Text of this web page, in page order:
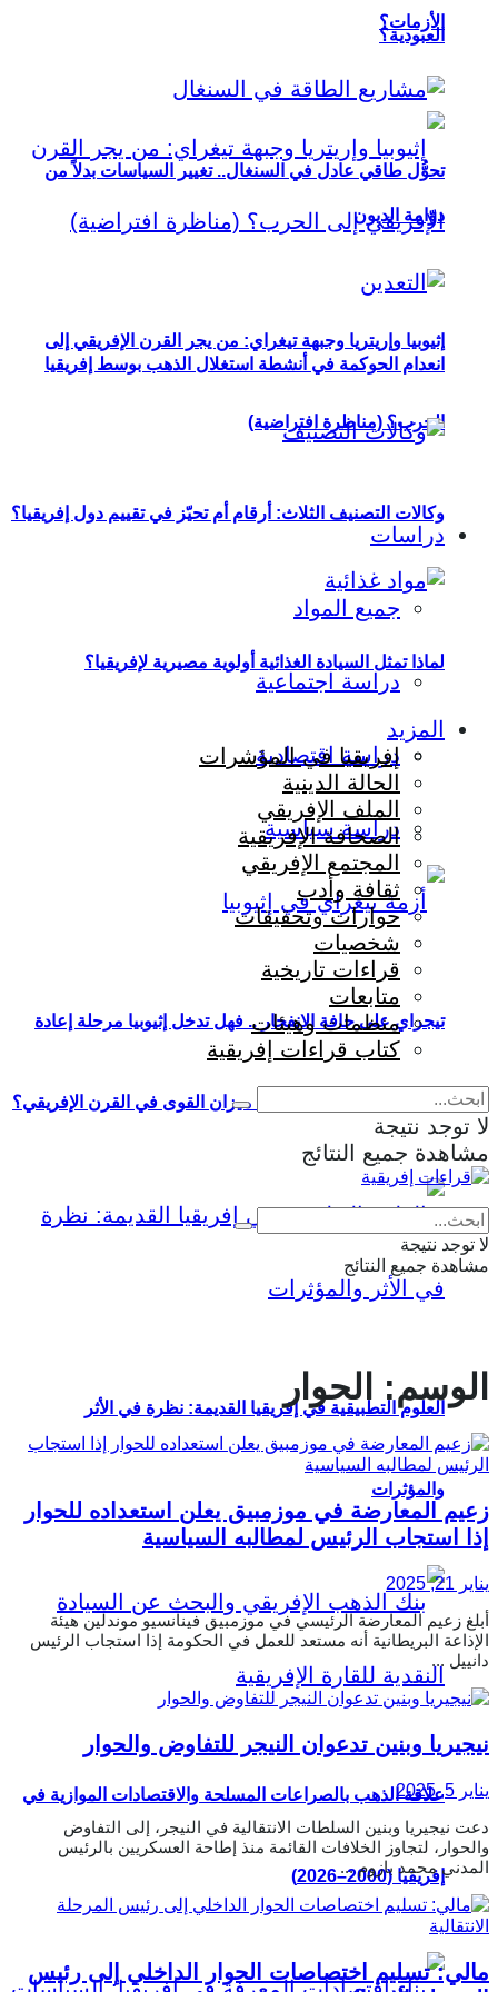
العبودية؟
إثيوبيا وإريتريا وجبهة تيغراي: من يجر القرن الإفريقي إلى
الحرب؟ (مناظرة افتراضية)
دراسات
جميع المواد
دراسة اجتماعية
دراسة اقتصادية
دراسة سياسية
تيجراي على حافة الانفجار .. فهل تدخل إثيوبيا مرحلة إعادة
إنتاج الحرب وإعادة تشكيل ميزان القوى في القرن الإفريقي؟
العلوم التطبيقية في إفريقيا القديمة: نظرة في الأثر
والمؤثرات
علاقة الذهب بالصراعات المسلحة والاقتصادات الموازية في
إفريقيا (2000–2026)
الأزمات؟
تحوُّل طاقي عادل في السنغال.. تغيير السياسات بدلاً من
دوّامة الديون
انعدام الحوكمة في أنشطة استغلال الذهب بوسط إفريقيا
وكالات التصنيف الثلاث: أرقام أم تحيّز في تقييم دول إفريقيا؟
لماذا تمثل السيادة الغذائية أولوية مصيرية لإفريقيا؟
المزيد
إفريقيا في المؤشرات
الحالة الدينية
الملف الإفريقي
الصحافة الإفريقية
المجتمع الإفريقي
ثقافة وأدب
حوارات وتحقيقات
شخصيات
قراءات تاريخية
متابعات
منظمات وهيئات
كتاب قراءات إفريقية
لا توجد نتيجة
مشاهدة جميع النتائج
لا توجد نتيجة
مشاهدة جميع النتائج
الوسم: الحوار
زعيم المعارضة في موزمبيق يعلن استعداده للحوار
إذا استجاب الرئيس لمطالبه السياسية
يناير 21, 2025
أبلغ زعيم المعارضة الرئيسي في موزمبيق فينانسيو موندلين هيئة
الإذاعة البريطانية أنه مستعد للعمل في الحكومة إذا استجاب الرئيس
دانييل ...
نيجيريا وبنين تدعوان النيجر للتفاوض والحوار
يناير 5, 2025
دعت نيجيريا وبنين السلطات الانتقالية في النيجر، إلى التفاوض
والحوار، لتجاوز الخلافات القائمة منذ إطاحة العسكريين بالرئيس
المدني محمد بازوم ...
مالي: تسليم اختصاصات الحوار الداخلي إلى رئيس